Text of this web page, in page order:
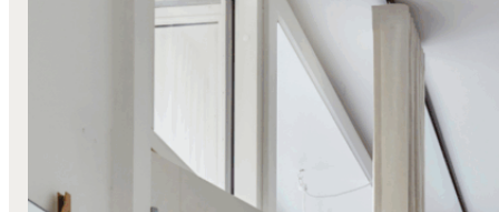
Lange Stofgardiner Transparente Gardiner Væg-Til-Væg
Lys minimalisme hos Henriette Street